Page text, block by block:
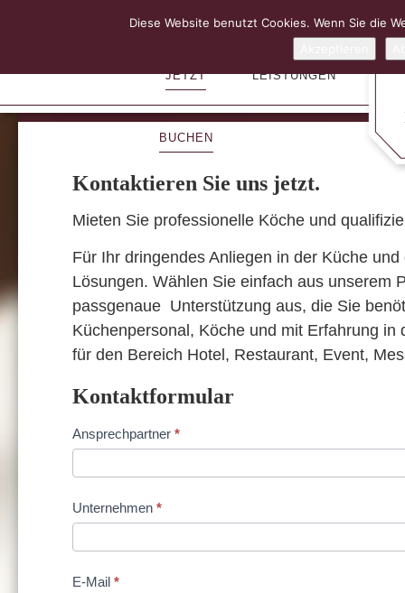
LEISTUNGEN
JETZT
BUCHEN
Kontaktieren Sie uns jetzt.
Mieten Sie professionelle Köche und
Für Ihr dringendes Anliegen in der Küche
Lösungen. Wählen Sie einfach aus unserem
passgenaue Unterstützung aus, die Sie
Küchenpersonal, Köche und mit Erfahrung
für den Bereich Hotel, Restaurant, Event,
Kontaktformular
Anfrage
Ansprechpartner *
Unternehmen *
E-Mail *
Diese Website benutzt Cookies. Wenn Sie die